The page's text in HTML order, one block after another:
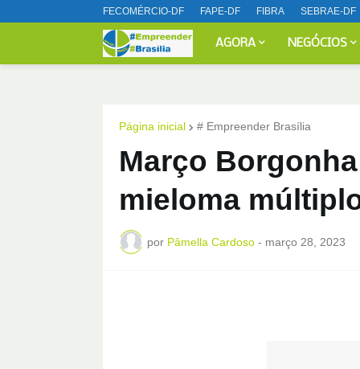
FECOMÉRCIO-DF FAPE-DF FIBRA SEBRAE-DF
AGORA NEGÓCIOS
Página inicial # Empreender Brasília
Março
mieloma
por Pâmella Cardoso - março 28, 2023